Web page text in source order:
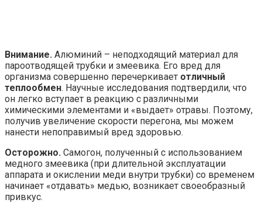
Внимание. Алюминий – неподходящий материал для
пароотводящей трубки и змеевика. Его вред для
организма совершенно перечеркивает отличный
теплообмен. Научные исследования подтвердили, что
он легко вступает в реакцию с различными
химическими элементами и «выдает» отравы. Поэтому,
получив увеличение скорости перегона, мы можем
нанести непоправимый вред здоровью.
Осторожно. Самогон, полученный с использованием
медного змеевика (при длительной эксплуатации
аппарата и окислении меди внутри трубки) со временем
начинает «отдавать» медью, возникает своеобразный
привкус.